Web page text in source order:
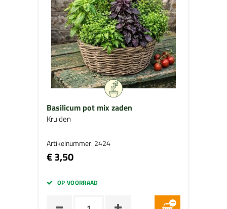
Basilicum pot mix zaden
Kruiden
Artikelnummer: 2424
€ 3,50
OP VOORRAAD